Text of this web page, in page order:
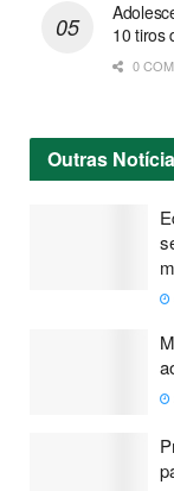
10 tiros
0
Outras